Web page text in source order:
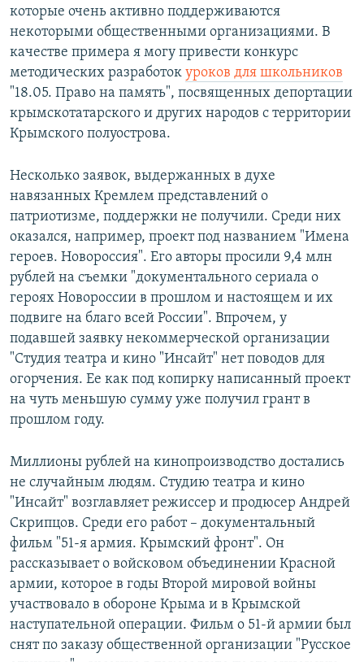
которые очень активно поддерживаются
некоторыми общественными организациями. В
качестве примера я могу привести конкурс
методических разработок уроков для школьников
"18.05. Право на память", посвященных депортации
крымскотатарского и других народов с территории
Крымского полуострова.
Несколько заявок, выдержанных в духе
навязанных Кремлем представлений о
патриотизме, поддержки не получили. Среди них
оказался, например, проект под названием "Имена
героев. Новороссия". Его авторы просили 9,4 млн
рублей на съемки "документального сериала о
героях Новороссии в прошлом и настоящем и их
подвиге на благо всей России". Впрочем, у
подавшей заявку некоммерческой организации
"Студия театра и кино "Инсайт" нет поводов для
огорчения. Ее как под копирку написанный проект
на чуть меньшую сумму уже получил грант в
прошлом году.
Миллионы рублей на кинопроизводство достались
не случайным людям. Студию театра и кино
"Инсайт" возглавляет режиссер и продюсер Андрей
Скрипцов. Среди его работ – документальный
фильм "51-я армия. Крымский фронт". Он
рассказывает о войсковом объединении Красной
армии, которое в годы Второй мировой войны
участвовало в обороне Крыма и в Крымской
наступательной операции. Фильм о 51-й армии был
снят по заказу общественной организации "Русское